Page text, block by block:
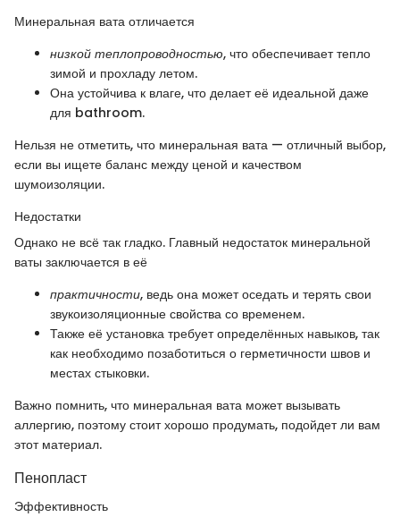
Минеральная вата отличается
низкой теплопроводностью, что обеспечивает тепло
зимой и прохладу летом.
Она устойчива к влаге, что делает её идеальной даже
для bathroom.
Нельзя не отметить, что минеральная вата — отличный выбор,
если вы ищете баланс между ценой и качеством
шумоизоляции.
Недостатки
Однако не всё так гладко. Главный недостаток минеральной
ваты заключается в её
практичности, ведь она может оседать и терять свои
звукоизоляционные свойства со временем.
Также её установка требует определённых навыков, так
как необходимо позаботиться о герметичности швов и
местах стыковки.
Важно помнить, что минеральная вата может вызывать
аллергию, поэтому стоит хорошо продумать, подойдет ли вам
этот материал.
Пенопласт
Эффективность